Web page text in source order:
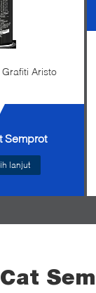
Aristo
Semprot
lanjut